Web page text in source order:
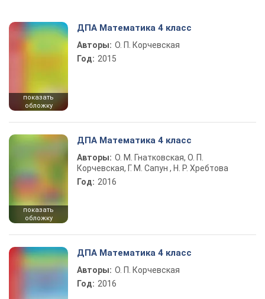
показать
обложку
ДПА Математика 4 класс
Авторы: О. П. Корчевская
Год: 2015
показать
обложку
ДПА Математика 4 класс
Авторы: О. М. Гнатковская, О. П.
Корчевская, Г. М. Сапун , Н. Р. Хребтова
Год: 2016
ДПА Математика 4 класс
Авторы: О. П. Корчевская
Год: 2016